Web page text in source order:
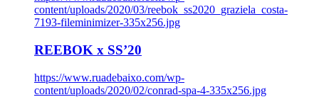
content/uploads/2020/03/reebok_ss2020_graziela_costa-
7193-fileminimizer-335x256.jpg
REEBOK x SS’20
https://www.ruadebaixo.com/wp-
content/uploads/2020/02/conrad-spa-4-335x256.jpg